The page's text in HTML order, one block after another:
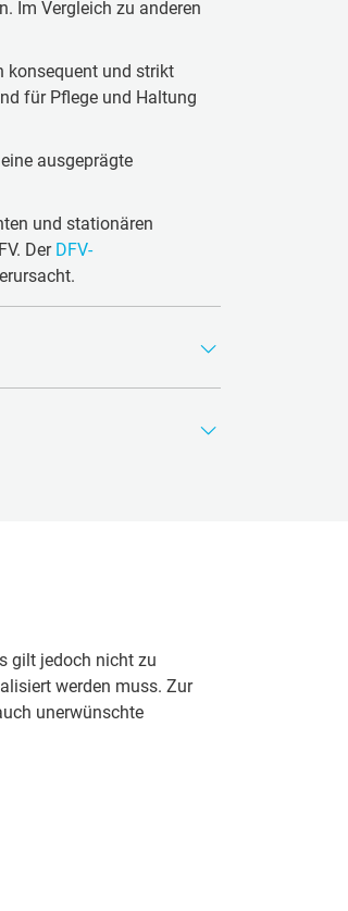
Im Vergleich zu anderen
konsequent und strikt
für Pflege und Haltung
ausgeprägte
und stationären
Der DFV-
Ausdruck. Augenlider
Hundesport sowie
massiven Kopf und eher
länger als das der
Apportierspiele,
gilt jedoch nicht zu
werden muss. Zur
unerwünschte